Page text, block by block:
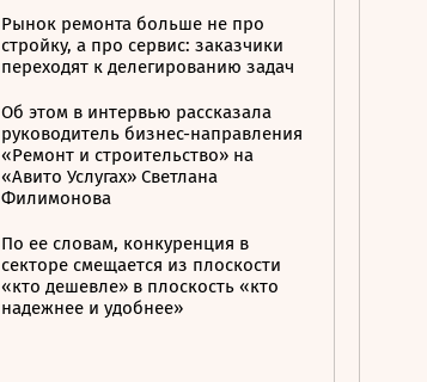
Рынок ремонта больше не про
стройку, а про сервис: заказчики
переходят к делегированию задач
Об этом в интервью рассказала
руководитель бизнес-направления
«Ремонт и строительство» на
«Авито Услугах» Светлана
Филимонова
По ее словам, конкуренция в
секторе смещается из плоскости
«кто дешевле» в плоскость «кто
надежнее и удобнее»